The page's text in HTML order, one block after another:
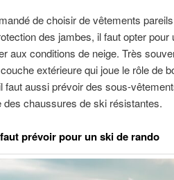
de choisir de vêtements
des jambes, il faut opter
aux conditions de neige. Très
extérieure qui joue le rôle de
faut aussi prévoir des sous-
des chaussures de ski résistantes.
prévoir pour un ski de rando